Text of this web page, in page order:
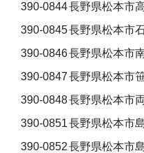
390-0844長野県松本市
390-0845長野県松本市
390-0846長野県松本市
390-0847長野県松本市
390-0848長野県松本市
390-0851長野県松本市
390-0852長野県松本市